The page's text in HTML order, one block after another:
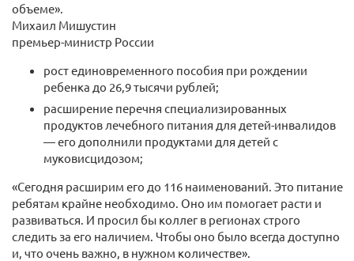
объеме».
Михаил Мишустин
премьер-министр России
рост единовременного пособия при рождении
ребенка до 26,9 тысячи рублей;
расширение перечня специализированных
продуктов лечебного питания для детей-инвалидов
— его дополнили продуктами для детей с
муковисцидозом;
«Сегодня расширим его до 116 наименований. Это питание
ребятам крайне необходимо. Оно им помогает расти и
развиваться. И просил бы коллег в регионах строго
следить за его наличием. Чтобы оно было всегда доступно
и, что очень важно, в нужном количестве».